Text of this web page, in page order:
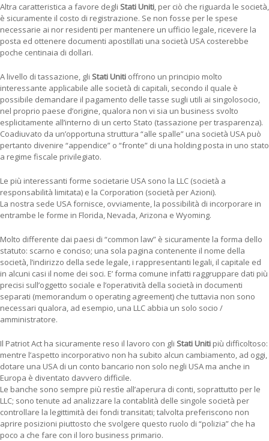
Altra caratteristica a favore degli Stati Uniti , per ciò che riguarda le società,
è sicuramente il costo di registrazione. Se non fosse per le spese
necessarie ai nor residenti per mantenere un ufficio legale, ricevere la
posta ed ottenere documenti apostillati una società USA costerebbe
poche centinaia di dollari.
A livello di tassazione, gli Stati Uniti offrono un principio molto
interessante applicabile alle società di capitali, secondo il quale è
possibile demandare il pagamento delle tasse sugli utili ai singolosocio,
nel proprio paese d’origine, qualora non vi sia un business svolto
esplicitamente all’interno di un certo Stato (tassazione per trasparenza).
Coadiuvato da un’opportuna struttura “alle spalle” una società USA può
pertanto divenire “appendice” o “fronte” di una holding posta in uno stato
a regime fiscale privilegiato.
Le più interessanti forme societarie USA sono la LLC (società a
responsabilità limitata) e la Corporation (società per Azioni).
La nostra sede USA fornisce, ovviamente, la possibilità di incorporare in
entrambe le forme in Florida, Nevada, Arizona e Wyoming.
Molto differente dai paesi di “common law” è sicuramente la forma dello
statuto: scarno e conciso; una sola pagina contenente il nome della
società, l’indirizzo della sede legale, i rappresentanti legali, il capitale ed
in alcuni casi il nome dei soci. E’ forma comune infatti raggruppare dati più
precisi sull’oggetto sociale e l’operatività della società in documenti
separati (memorandum o operating agreement) che tuttavia non sono
necessari qualora, ad esempio, una LLC abbia un solo socio /
amministratore.
Il Patriot Act ha sicuramente reso il lavoro con gli Stati Uniti più difficoltoso:
mentre l’aspetto incorporativo non ha subito alcun cambiamento, ad oggi,
dotare una USA di un conto bancario non solo negli USA ma anche in
Europa è diventato davvero difficile.
Le banche sono sempre più restìe all’aperura di conti, soprattutto per le
LLC; sono tenute ad analizzare la contablità delle singole società per
controllare la legittimità dei fondi transitati; talvolta preferiscono non
aprire posizioni piuttosto che svolgere questo ruolo di “polizia” che ha
poco a che fare con il loro business primario.